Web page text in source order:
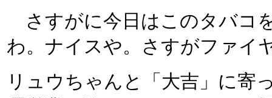
さすがに今日はこのタバコ
わ。ナイスや。さすがファ
リュウちゃんと「大吉」に寄